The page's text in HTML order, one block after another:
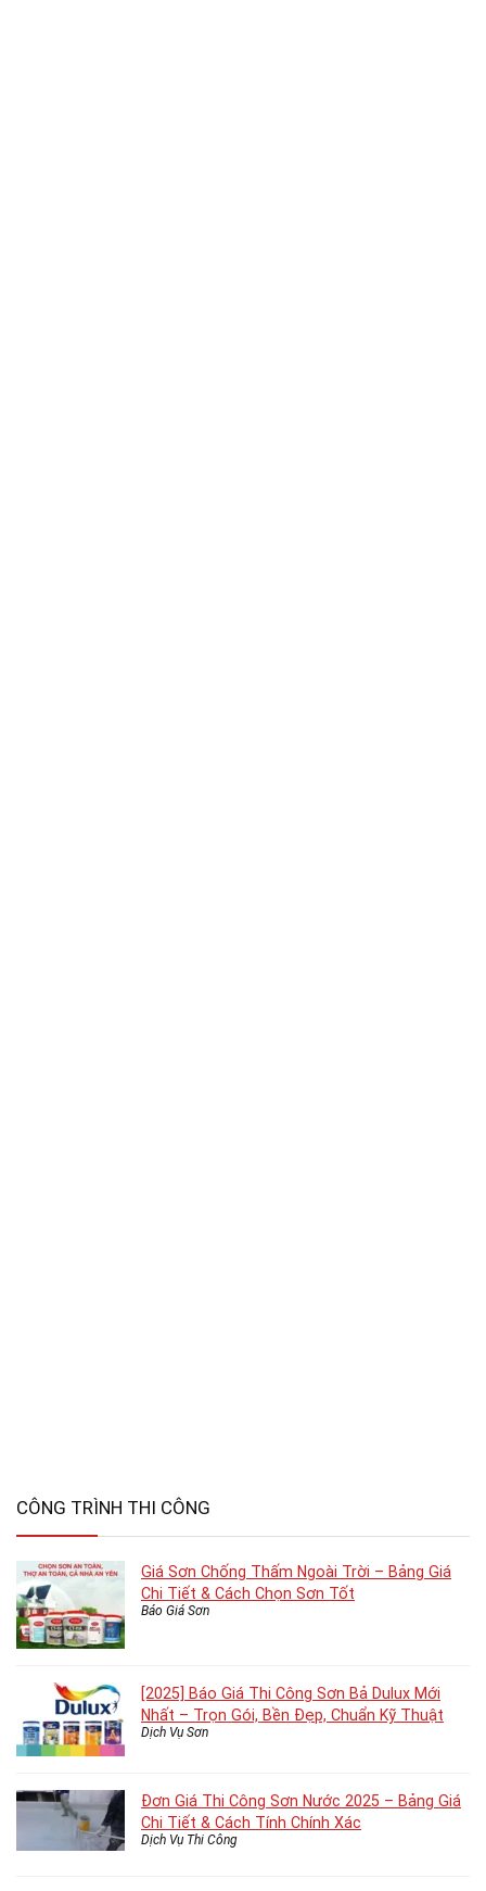
CÔNG TRÌNH THI CÔNG
Giá Sơn Chống Thấm Ngoài Trời – Bảng Giá
Chi Tiết & Cách Chọn Sơn Tốt
Báo Giá Sơn
[2025] Báo Giá Thi Công Sơn Bả Dulux Mới
Nhất – Trọn Gói, Bền Đẹp, Chuẩn Kỹ Thuật
Dịch Vụ Sơn
Đơn Giá Thi Công Sơn Nước 2025 – Bảng Giá
Chi Tiết & Cách Tính Chính Xác
Dịch Vụ Thi Công